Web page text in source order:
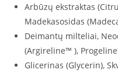
Arbūzų ekstraktas
Madekasosidas
Deimantų milteliai,
(Argireline™ ),
Glicerinas (Glycerin),